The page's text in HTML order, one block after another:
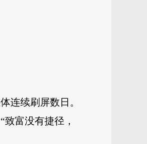
连续刷屏数日。
富没有捷径，